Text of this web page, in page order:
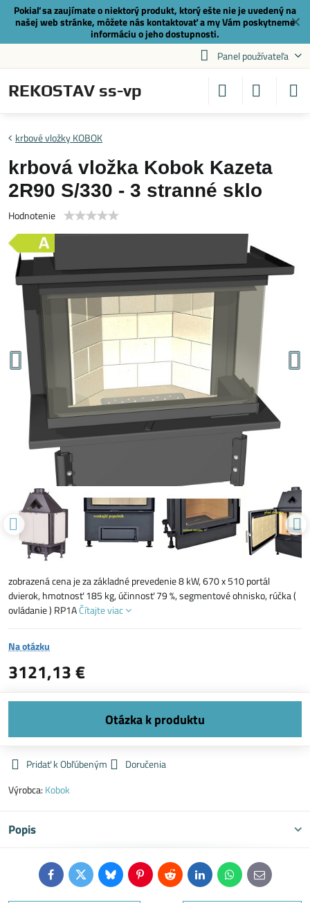
✕
Pokiaľ sa zaujímate o niektorý produkt, ktorý ešte nie je uvedený na
našej web stránke, môžete nás kontaktovaťa my Vám poskytneme
informáciu o jeho dostupnosti.
Panel používateľa
REKOSTAV ss-vp
krbové vložky KOBOK
krbová vložka Kobok Kazeta
2R90 S/330 - 3 stranné sklo
Hodnotenie
zobrazená cena je za základné prevedenie 8 kW, 670 x 510 portál
dvierok, hmotnosť 185 kg, účinnosť 79 %, segmentové ohnisko, rúčka (
ovládanie ) RP1AČítajte viac
Na otázku
3121,13 €
Pridať k Obľúbeným
Doručenia
Výrobca: Kobok
Popis
FacebookTwitterBlueskyPinterestReddit LinkedInWhatsApp
E-
mail